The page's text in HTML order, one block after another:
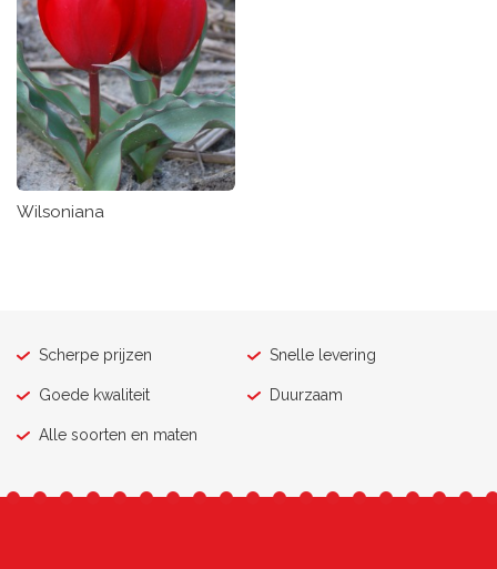
Wilsoniana
Scherpe prijzen Snelle levering
Goede kwaliteit Duurzaam
Alle soorten en maten